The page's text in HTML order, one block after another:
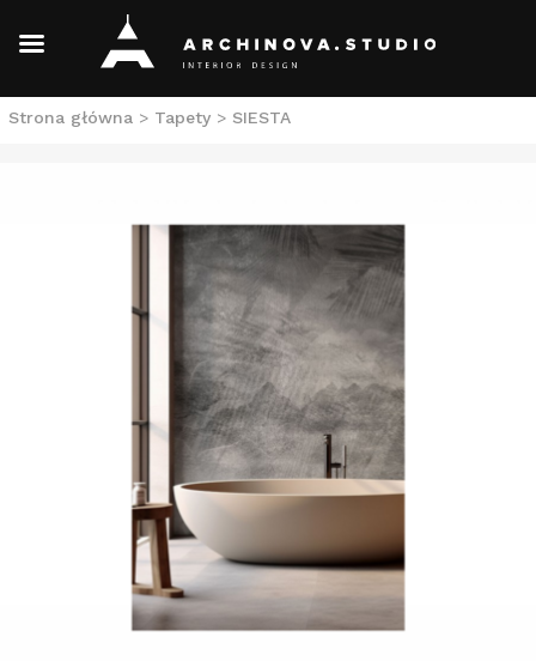
Skip
Strona główna > Tapety > SIESTA